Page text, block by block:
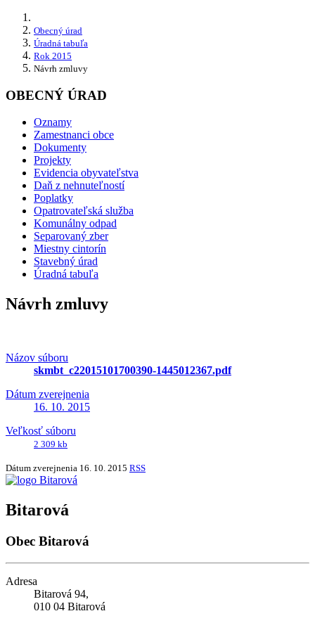
Obecný úrad
Úradná tabuľa
Rok 2015
Návrh zmluvy
OBECNÝ ÚRAD
Oznamy
Zamestnanci obce
Dokumenty
Projekty
Evidencia obyvateľstva
Daň z nehnuteľností
Poplatky
Opatrovateľská služba
Komunálny odpad
Separovaný zber
Miestny cintorín
Stavebný úrad
Úradná tabuľa
Návrh zmluvy
Názov súboru
skmbt_c22015101700390-1445012367.pdf
Dátum zverejnenia
16. 10. 2015
Veľkosť súboru
2 309 kb
Dátum zverejnenia 16. 10. 2015 RSS
Bitarová
Obec Bitarová
Adresa
Bitarová 94,
010 04 Bitarová